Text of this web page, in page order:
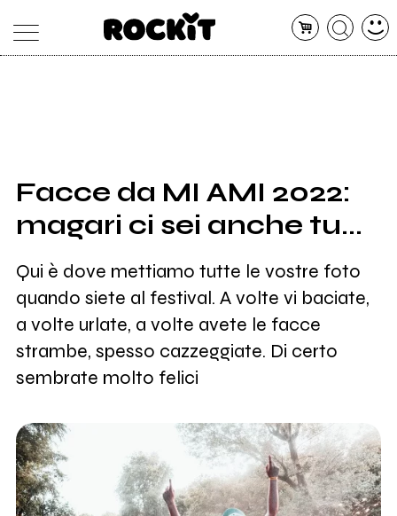
SHOP
RADIO
Facce da MI AMI 2022:
magari ci sei anche tu...
Qui è dove mettiamo tutte le vostre foto
quando siete al festival. A volte vi baciate,
a volte urlate, a volte avete le facce
strambe, spesso cazzeggiate. Di certo
sembrate molto felici